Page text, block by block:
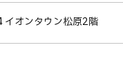
オンタウン松原2階